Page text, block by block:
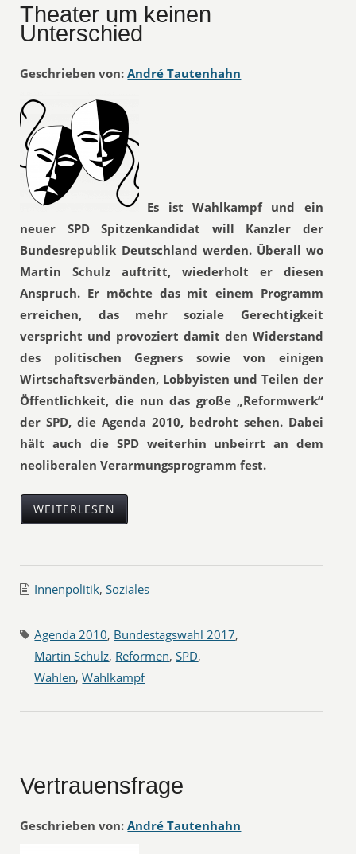
Theater um keinen
Unterschied
Geschrieben von: André Tautenhahn
Es ist Wahlkampf und ein
neuer SPD Spitzenkandidat will Kanzler der
Bundesrepublik Deutschland werden. Überall wo
Martin Schulz auftritt, wiederholt er diesen
Anspruch. Er möchte das mit einem Programm
erreichen, das mehr soziale Gerechtigkeit
verspricht und provoziert damit den Widerstand
des politischen Gegners sowie von einigen
Wirtschaftsverbänden, Lobbyisten und Teilen der
Öffentlichkeit, die nun das große „Reformwerk“
der SPD, die Agenda 2010, bedroht sehen. Dabei
hält auch die SPD weiterhin unbeirrt an dem
neoliberalen Verarmungsprogramm fest.
WEITERLESEN
Innenpolitik,Soziales
Agenda 2010, Bundestagswahl 2017,
Martin Schulz, Reformen,SPD,
Wahlen,Wahlkampf
Vertrauensfrage
Geschrieben von: André Tautenhahn